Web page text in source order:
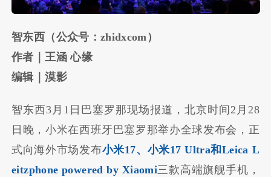
智东西（公众号：zhidxcom）
作者｜王涵 心缘
编辑｜漠影
智东西3月1日巴塞罗那现场报道，北京时间2月28
日晚，小米在西班牙巴塞罗那举办全球发布会，正
式向海外市场发布小米17、小米17 Ultra和Leica L
eitzphone powered by Xiaomi三款高端旗舰手机，